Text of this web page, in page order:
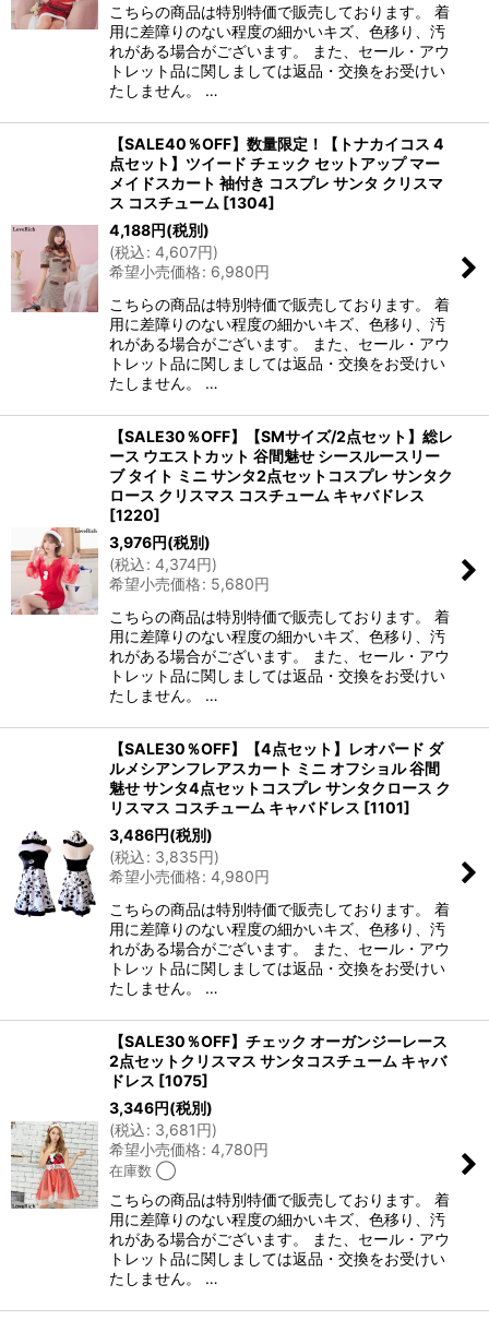
こちらの商品は特別特価で販売しております。 着
用に差障りのない程度の細かいキズ、色移り、汚
れがある場合がございます。 また、セール・アウ
トレット品に関しましては返品・交換をお受けい
たしません。 …
【SALE40％OFF】数量限定！【トナカイコス 4
点セット】ツイード チェック セットアップ マー
メイドスカート 袖付き コスプレ サンタ クリスマ
ス コスチューム [1304]
4,188円(税別)
(税込: 4,607円)
希望小売価格: 6,980円
こちらの商品は特別特価で販売しております。 着
用に差障りのない程度の細かいキズ、色移り、汚
れがある場合がございます。 また、セール・アウ
トレット品に関しましては返品・交換をお受けい
たしません。 …
【SALE30％OFF】【SMサイズ/2点セット】総レ
ース ウエストカット 谷間魅せ シースルースリー
ブ タイト ミニ サンタ2点セットコスプレ サンタク
ロース クリスマス コスチューム キャバドレス
[1220]
3,976円(税別)
(税込: 4,374円)
希望小売価格: 5,680円
こちらの商品は特別特価で販売しております。 着
用に差障りのない程度の細かいキズ、色移り、汚
れがある場合がございます。 また、セール・アウ
トレット品に関しましては返品・交換をお受けい
たしません。 …
【SALE30％OFF】【4点セット】レオパード ダ
ルメシアンフレアスカート ミニ オフショル 谷間
魅せ サンタ4点セットコスプレ サンタクロース ク
リスマス コスチューム キャバドレス [1101]
3,486円(税別)
(税込: 3,835円)
希望小売価格: 4,980円
こちらの商品は特別特価で販売しております。 着
用に差障りのない程度の細かいキズ、色移り、汚
れがある場合がございます。 また、セール・アウ
トレット品に関しましては返品・交換をお受けい
たしません。 …
【SALE30％OFF】チェック オーガンジーレース
2点セットクリスマス サンタコスチューム キャバ
ドレス [1075]
3,346円(税別)
(税込: 3,681円)
希望小売価格: 4,780円
在庫数 ◯
こちらの商品は特別特価で販売しております。 着
用に差障りのない程度の細かいキズ、色移り、汚
れがある場合がございます。 また、セール・アウ
トレット品に関しましては返品・交換をお受けい
たしません。 …